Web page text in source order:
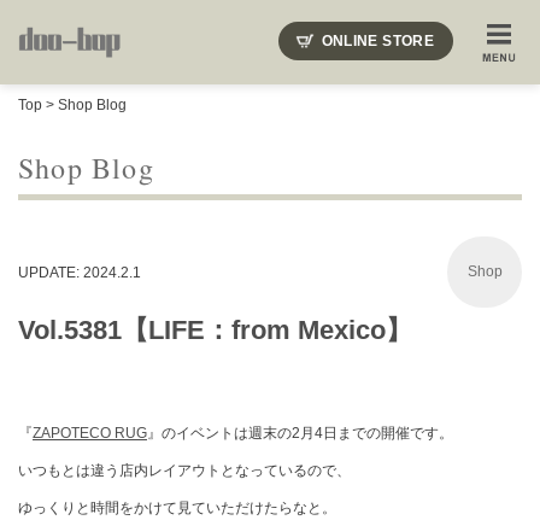
ONLINE STORE
Top > Shop Blog
Shop Blog
UPDATE: 2024.2.1 Shop
Vol.5381【LIFE：from Mexico】
『ZAPOTECO RUG』のイベントは週末の2月4日までの開催です。
いつもとは違う店内レイアウトとなっているので、
ゆっくりと時間をかけて見ていただけたらなと。